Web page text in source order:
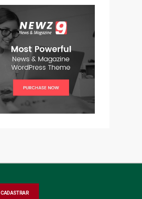
CADASTRAR